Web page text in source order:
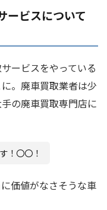
ービスについて
ービスをやっている
。廃車買取業者は少
の廃車買取専門店に
！〇〇！
価値がなさそうな車